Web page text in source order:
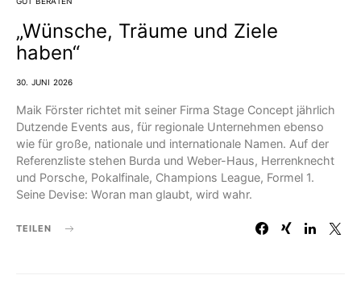
„Wünsche, Träume und Ziele
haben“
30. JUNI 2026
Maik Förster richtet mit seiner Firma Stage Concept jährlich
Dutzende Events aus, für regionale Unternehmen ebenso
wie für große, nationale und internationale Namen. Auf der
Referenzliste stehen Burda und Weber-Haus, Herrenknecht
und Porsche, Pokalfinale, Champions League, Formel 1.
Seine Devise: Woran man glaubt, wird wahr.
TEILEN